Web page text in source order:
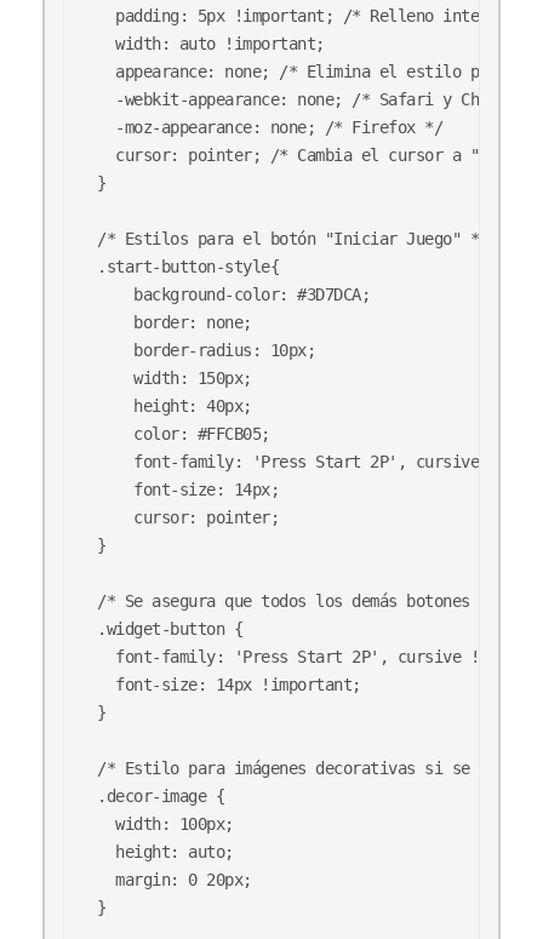
  padding: 5px !important; /* Relleno interno */
  width: auto !important;
appearance: none; /* Elimina el estilo por
  -webkit-appearance: none; /* Safari y Chrome */
  -moz-appearance: none; /* Firefox */
cursor: pointer; /* Cambia el cursor a
}
/* Estilos para el botón "Iniciar Juego" */
.start-button-style{
    background-color: #3D7DCA;
    border: none;
    border-radius: 10px;
    width: 150px;
    height: 40px;
    color: #FFCB05;
    font-family: 'Press Start 2P', cursive;
    font-size: 14px;
    cursor: pointer;
}
/* Se asegura que todos los demás botones
.widget-button {
font-family: 'Press Start 2P', cursive
  font-size: 14px !important;
}
/* Estilo para imágenes decorativas si se
.decor-image {
  width: 100px;
  height: auto;
  margin: 0 20px;
}